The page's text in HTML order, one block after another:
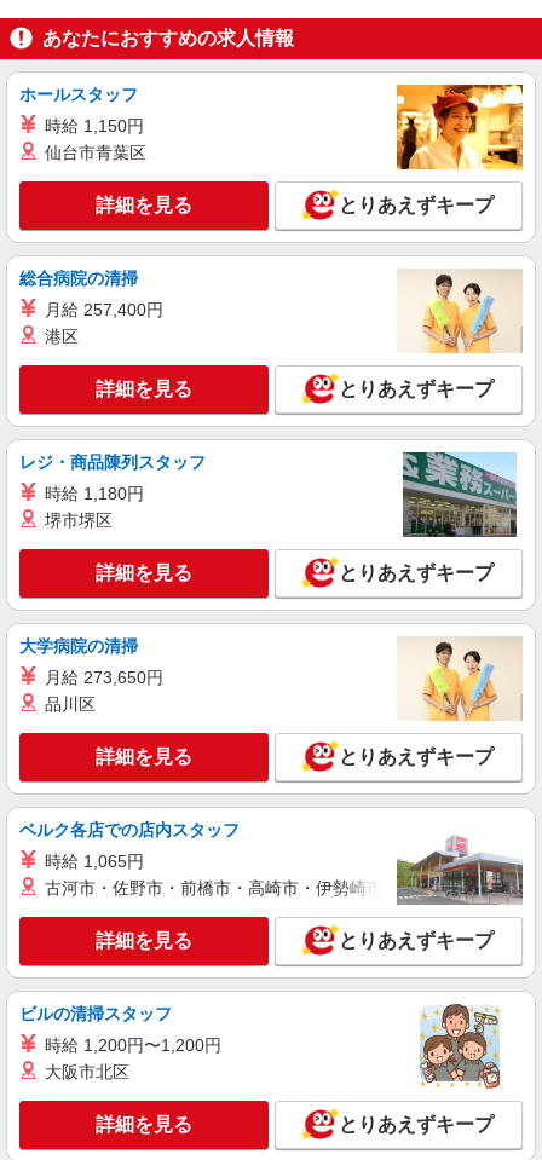
惣菜
時給1,235円以上 土日祝日 時給1,435円以上
ライフ若松河田駅前店 東京都新宿区若松町28-
詳細を見る
アルバイト
ライフコモレ四谷店（店舗コード643）
NEW
ライフコモレ四谷店 東京都新宿区四谷1-6-1
キープ 詳細を見る
ライフ市谷薬王寺店（店舗コード662）
NEW
時以降 時給1,350円以上 20時以降 時給1,450円以
上 ライフ市谷薬王寺店 東京都新宿区市谷薬王寺
町3番3号
詳細を見る
パート
ライフ若松河田駅前店（店舗コード897）
NEW
デイリー・加工食品
時給1,235円以上 土日祝日 時給1,435円
ライフ若松河田駅前店 東京都新宿区若松町28-
詳細を見る
ライフ若松河田駅前店（店舗コード897）
NEW
ベーカリー
時給1,235円以上 土日祝日 時給1,435円
ライフ若松河田駅前店 東京都新宿区若松町28-
キープ 詳細を見る
あなたにおすすめの求人情報
ホールスタッフ
時給 1,150円
仙台市青葉区
詳細を見る とりあえずキープ
総合病院の清掃
月給 257,400円
港区
詳細を見る とりあえずキープ
レジ・商品陳列スタッフ
時給 1,180円
堺市堺区
詳細を見る とりあえずキープ
大学病院の清掃
月給 273,650円
品川区
詳細を見る とりあえずキープ
ベルク各店での店内スタッフ
時給 1,065円
古河市・佐野市・前橋市・高崎市・伊勢崎市・太田市・館林市
詳細を見る とりあえずキープ
ビルの清掃スタッフ
時給 1,200円〜1,200円
大阪市北区
詳細を見る とりあえずキープ